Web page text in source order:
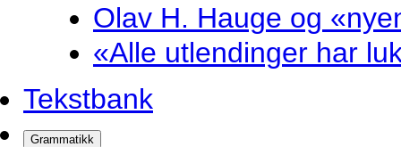
Olav H. Hauge og
«Alle utlendinger har
Tekstbank
Grammatikk